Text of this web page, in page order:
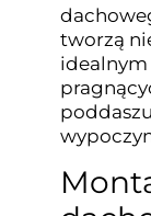
tworzą